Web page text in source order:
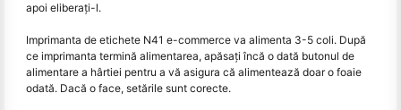
apoi eliberaţi-l.
Imprimanta de etichete N41 e-commerce va alimenta 3-5 coli. După
ce imprimanta termină alimentarea, apăsaţi încă o dată butonul de
alimentare a hârtiei pentru a vă asigura că alimentează doar o foaie
odată. Dacă o face, setările sunt corecte.